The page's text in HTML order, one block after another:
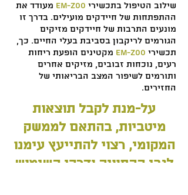
שילוב הטיפול בתכשירי EM-ZOO מעודד את
ההתפתחות של חיידקים מועילים. בדרך זו
מונעים התרבות של חיידקים מזיקים
הגורמים לריקבון בסביבת בעלי החיים. כך,
תכשירי EM-ZOO מקטינים הופעת ריחות
רעים, נוכחות זבובים, מזיקים אחרים
ותורמים לשיפור המצב הבריאותי של
החזירים.
על-מנת לקבל תוצאות
מיטביות, בהתאם לממשק
המקומי, רצוי להתייעץ עימנו
לגבי ההתוויה ודרכי השימוש